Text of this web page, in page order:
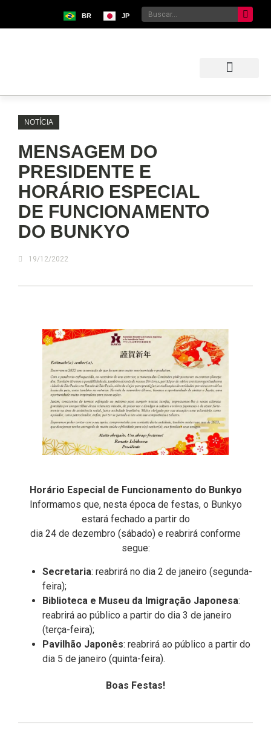
BR JP
NOTÍCIA
MENSAGEM DO
PRESIDENTE E
HORÁRIO ESPECIAL
DE FUNCIONAMENTO
DO BUNKYO
19/12/2022
Horário Especial de Funcionamento do Bunkyo
Informamos que, nesta época de festas, o Bunkyo
estará fechado a partir do
dia 24 de dezembro (sábado) e reabrirá conforme
segue:
Secretaria: reabrirá no dia 2 de janeiro (segunda-
feira);
Biblioteca e Museu da Imigração Japonesa:
reabrirá ao público a partir do dia 3 de janeiro
(terça-feira);
Pavilhão Japonês: reabrirá ao público a partir do
dia 5 de janeiro (quinta-feira).
Boas Festas!